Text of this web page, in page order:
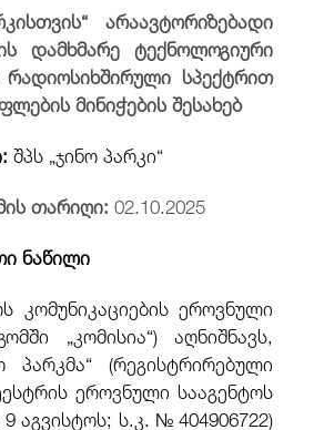
არაავტორიზებადი
დამხმარე ტექნოლოგიური
სპექტრით
მინიჭების შესახებ
შპს „ჯინო პარკი“
თარიღი:02.10.2025
ნაწილი
კომუნიკაციების ეროვნული
„კომისია“) აღნიშნავს,
პარკმა“ (რეგისტრირებული
ეროვნული სააგენტოს
9აგვისტოს; ს.კ. № 404906722)